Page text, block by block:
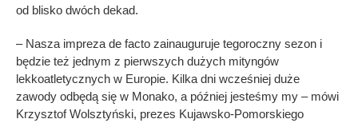
od blisko dwóch dekad.
– Nasza impreza de facto zainauguruje tegoroczny sezon i
będzie też jednym z pierwszych dużych mityngów
lekkoatletycznych w Europie. Kilka dni wcześniej duże
zawody odbędą się w Monako, a później jesteśmy my – mówi
Krzysztof Wolsztyński, prezes Kujawsko-Pomorskiego